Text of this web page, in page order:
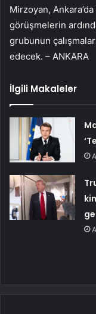
Mirzoyan,
görüşmelerin
grubunun
edecek. – ANKARA
İlgili Makaleler